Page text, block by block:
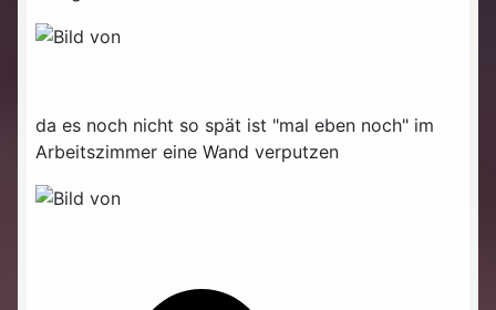
da es noch nicht so spät ist "mal eben noch" im
Arbeitszimmer eine Wand verputzen